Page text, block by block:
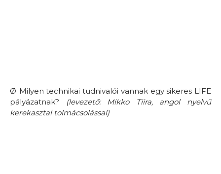
Ø Milyen technikai tudnivalói vannak egy sikeres LIFE
pályázatnak? (levezető: Mikko Tiira, angol nyelvű
kerekasztal tolmácsolással)